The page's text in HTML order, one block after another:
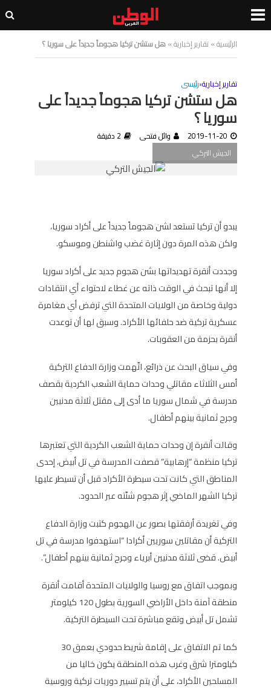
الرئيسية»تقارير إخبارية»هل ستشن تركيا هجوماً جديداً على سوريا ؟
تقارير إخبارية•رئيسى
هل ستشن تركيا هجوماً جديداً على
سوريا ؟
2019-11-20 وائل فتحى
2 دقيقة
الجيش التركي
يبدو أن تركيا تستعد لشن هجوماً جديداً على أكراد سوريا،
ولكن هذه المرة دون إثارة غضب واشنطن وموسكو.
وجددت أنقرة تهديداتها بشن هجوم جديد على أكراد سوريا
إلا أنها تبحث في الوقت ذاته عن غطاء لاحتواء أي انتقادات
دولية وخاصة من الولايات المتحدة التي ترفض أي مغامرة
عسكرية تركية ضد حلفائها الأكراد. وسبق لها أن توعدت
أنقرة بحزمة من العقوبات.
وفي سياق البحث عن ذرائع، اتّهمت وزارة الدفاع التركية
أمس الثلاثاء مقاتلي وحدات حماية الشعب الكردية بقصف
مدرسة في شمال سوريا ما أدى إلى مقتل ثلاثة مدنيين
وجرح ثمانية بينهم أطفال.
وقالت أنقرة إن وحدات حماية الشعب الكردية التي تعتبرها
تركيا منظمة “إرهابية” قصفت المدرسة في تل أبيض، إحدى
المناطق التي كانت تحت سيطرة الأكراد قبل أن تسيطر عليها
تركيا الشهر الماضي إثر هجوم شنّته عبر الحدود.
وفي تغريدة أرفقتها بصور عن الهجوم كتبت وزارة الدفاع
التركية أن مقاتلين سوريين أكرادا “استهدفوا مدرسة في تل
أبيض. قضى ثلاثة مدنيين أبرياء وجرح ثمانية بينهم أطفال”.
وبموجب اتفاق مع روسيا والولايات المتحدة أقامت أنقرة
منطقة آمنة داخل الأراضي السورية بطول 120 كيلومتر
تشمل تل أبيض وتقع مباشرة تحت السيطرة التركية.
كما تم الاتفاق على إقامة شريط حدودي بعمق 30
كيلومترا شرق وغرب هذه المنطقة يكون خاليا من
المسلحين الأكراد، على أن يتم تسيير دوريات تركية وروسية